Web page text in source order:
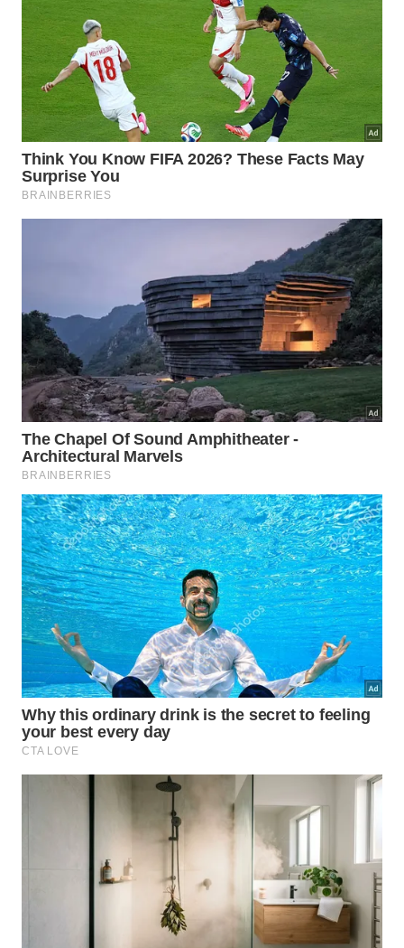
Qual é a real função da válvula na
panela?
doméstico. Esse movimento constante indica que a
panela atingiu sua capacidade de trabalho e
começou a liberar pequenos jatos devapor
acumulado de formacontrolada.
⚠️
Atenção aos Sinais
da Válvula
O aviso sonoro é pura física
O início do movimento da válvula indica o
momento exato para iniciar a contagem do
tempo de cozimento da receita.
Se o utensílio aquecer sem que o peso libere
vapor, o comportamento indica riscos
graves e exige desligamento imediato.